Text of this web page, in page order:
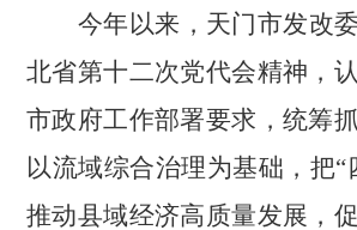
今年以来，天门市发改
北省第十二次党代会精神，
市政府工作部署要求，统筹
以流域综合治理为基础，把“
推动县域经济高质量发展，